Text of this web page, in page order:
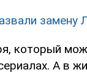
замену
который
А в